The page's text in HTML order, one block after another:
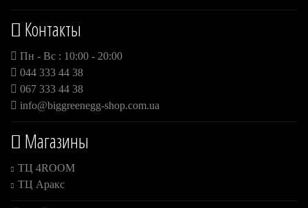
Контакты
Пн - Вс : 10:00 - 20:00
044 333 44 38
067 333 44 38
info@biggreenegg-shop.com.ua
Магазины
ТЦ 4ROOM
ТЦ Аракс